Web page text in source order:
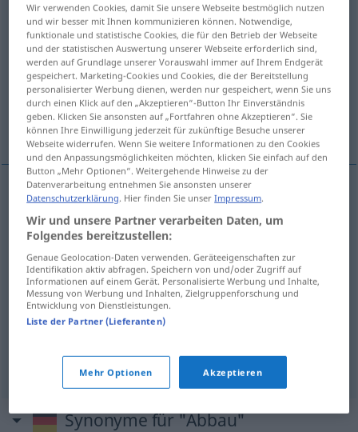
Übersicht aller Übersetzungen
(Für mehr Details die Übersetzung anklicken/antippen)
giderilme, azalma, kısma
sökme, demontaj çıkarma, kazanma
sök(ül)me, demontaj
çıkar(ıl)ma, kazan(ıl)ma AbbauKohleetc
azal(t)ma, kıs(ıl)ma Abbau
gider(il)me Abbauvon Missständenetc
Synonyme für "Abbau"
Wir verwenden Cookies, damit Sie unsere Webseite bestmöglich nutzen
und wir besser mit Ihnen kommunizieren können. Notwendige,
funktionale und statistische Cookies, die für den Betrieb der Webseite
und der statistischen Auswertung unserer Webseite erforderlich sind,
werden auf Grundlage unserer Vorauswahl immer auf Ihrem Endgerät
gespeichert. Marketing-Cookies und Cookies, die der Bereitstellung
personalisierter Werbung dienen, werden nur gespeichert, wenn Sie uns
durch einen Klick auf den „Akzeptieren“-Button Ihr Einverständnis
geben. Klicken Sie ansonsten auf „Fortfahren ohne Akzeptieren“. Sie
können Ihre Einwilligung jederzeit für zukünftige Besuche unserer
Webseite widerrufen. Wenn Sie weitere Informationen zu den Cookies
und den Anpassungsmöglichkeiten möchten, klicken Sie einfach auf den
Button „Mehr Optionen“. Weitergehende Hinweise zu der
Datenverarbeitung entnehmen Sie ansonsten unserer
Datenschutzerklärung. Hier finden Sie unserImpressum.
Wir und unsere Partner verarbeiten Daten, um
Folgendes bereitzustellen:
Genaue Geolocation-Daten verwenden. Geräteeigenschaften zur
Identifikation aktiv abfragen. Speichern von und/oder Zugriff auf
Informationen auf einem Gerät. Personalisierte Werbung und Inhalte,
Messung von Werbung und Inhalten, Zielgruppenforschung und
Entwicklung von Dienstleistungen.
Liste der Partner (Lieferanten)
Mehr Optionen Akzeptieren